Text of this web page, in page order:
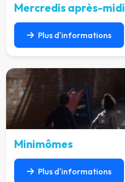
Mercredis après-midi
Plus d'informations
Minimômes
Plus d'informations